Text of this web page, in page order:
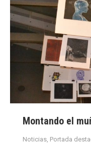
Montando el
Noticias, Portada